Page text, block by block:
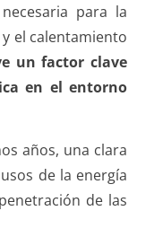
para la
y el calentamiento
un factor clave
en el entorno
años, una clara
de la energía
de las